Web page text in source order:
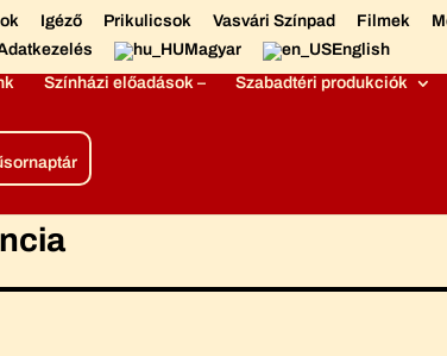
Igéző Prikulicsok Vasvári Színpad Filmek
Magyar
English
Színházi előadások – Szabadtéri produkciók